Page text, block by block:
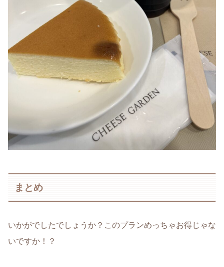
まとめ
いかがでしたでしょうか？このプランめっちゃお得じゃな
いですか！？